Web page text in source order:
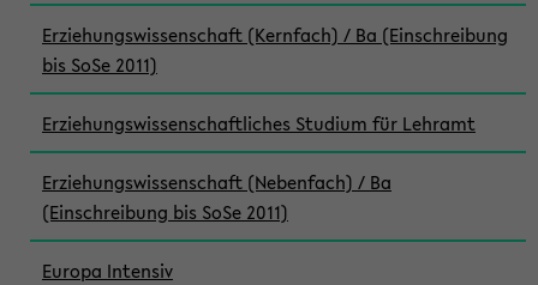
Erziehungswissenschaft (Kernfach) / Ba (Einschreibung
bis SoSe 2011)
Erziehungswissenschaftliches Studium für Lehramt
Erziehungswissenschaft (Nebenfach) / Ba
(Einschreibung bis SoSe 2011)
Europa Intensiv